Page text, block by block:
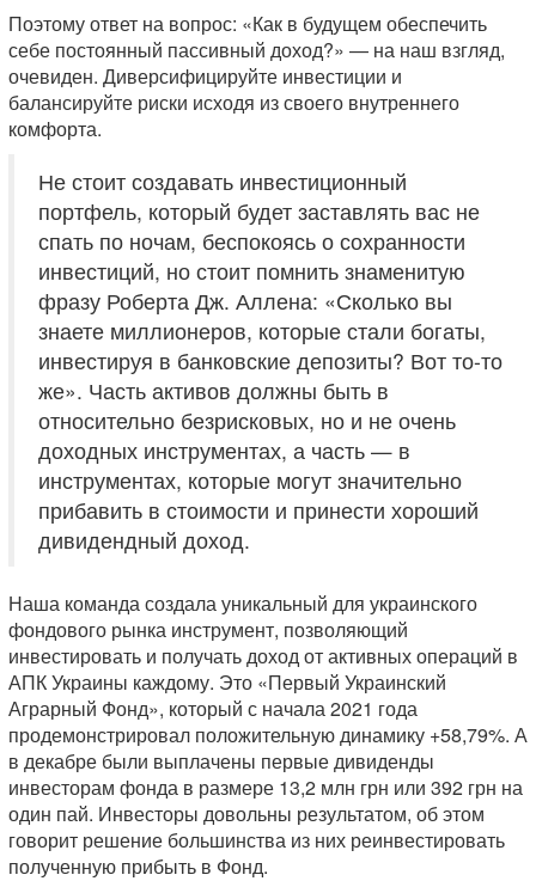
Поэтому ответ на вопрос: «Как в будущем обеспечить
себе постоянный пассивный доход?» — на наш взгляд,
очевиден. Диверсифицируйте инвестиции и
балансируйте риски исходя из своего внутреннего
комфорта.
Не стоит создавать инвестиционный
портфель, который будет заставлять вас не
спать по ночам, беспокоясь о сохранности
инвестиций, но стоит помнить знаменитую
фразу Роберта Дж. Аллена: «Сколько вы
знаете миллионеров, которые стали богаты,
инвестируя в банковские депозиты? Вот то-то
же». Часть активов должны быть в
относительно безрисковых, но и не очень
доходных инструментах, а часть — в
инструментах, которые могут значительно
прибавить в стоимости и принести хороший
дивидендный доход.
Наша команда создала уникальный для украинского
фондового рынка инструмент, позволяющий
инвестировать и получать доход от активных операций в
АПК Украины каждому. Это «Первый Украинский
Аграрный Фонд», который с начала 2021 года
продемонстрировал положительную динамику +58,79%. А
в декабре были выплачены первые дивиденды
инвесторам фонда в размере 13,2 млн грн или 392 грн на
один пай. Инвесторы довольны результатом, об этом
говорит решение большинства из них реинвестировать
полученную прибыть в Фонд.